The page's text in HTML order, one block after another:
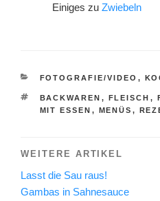
Einiges zu Zwiebeln
KATEGORIEN
FOTOGRAFIE/VIDEO ,
SCHLAGWÖRTER
BACKWAREN , FLEISCH ,
MIT ESSEN , MENÜS ,
WEITERE ARTIKEL
Lasst die Sau raus!
Gambas in Sahnesauce